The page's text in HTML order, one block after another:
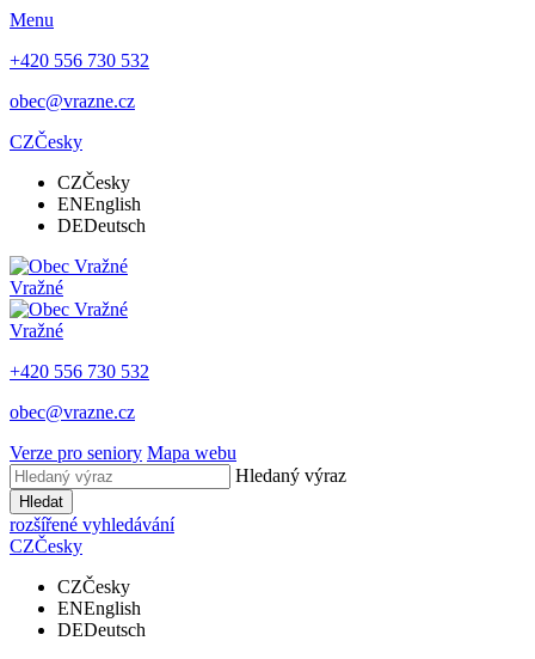
Menu
+420 556 730 532
obec@vrazne.cz
CZČesky
CZČesky
ENEnglish
DEDeutsch
Vražné
Vražné
+420 556 730 532
obec@vrazne.cz
Verze pro seniory Mapa webu
Hledaný výraz
Hledat
rozšířené vyhledávání
CZČesky
CZČesky
ENEnglish
DEDeutsch